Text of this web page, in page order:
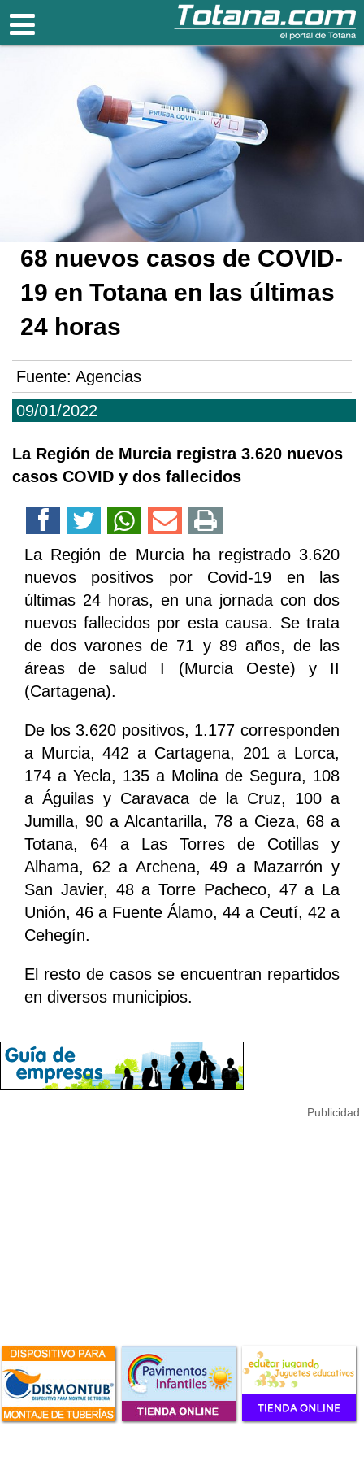
Totana.com
09/01/2022
68 nuevos casos de COVID-
19 en Totana en las últimas
24 horas
Fuente: Agencias
La Región de Murcia registra 3.620 nuevos
casos COVID y dos fallecidos
La Región de Murcia ha registrado 3.620
nuevos positivos por Covid-19 en las
últimas 24 horas, en una jornada con dos
nuevos fallecidos por esta causa. Se trata
de dos varones de 71 y 89 años, de las
áreas de salud I (Murcia Oeste) y II
(Cartagena).
De los 3.620 positivos, 1.177 corresponden
a Murcia, 442 a Cartagena, 201 a Lorca,
174 a Yecla, 135 a Molina de Segura, 108
a Águilas y Caravaca de la Cruz, 100 a
Jumilla, 90 a Alcantarilla, 78 a Cieza, 68 a
Totana, 64 a Las Torres de Cotillas y
Alhama, 62 a Archena, 49 a Mazarrón y
San Javier, 48 a Torre Pacheco, 47 a La
Unión, 46 a Fuente Álamo, 44 a Ceutí, 42 a
Cehegín.
El resto de casos se encuentran repartidos
en diversos municipios.